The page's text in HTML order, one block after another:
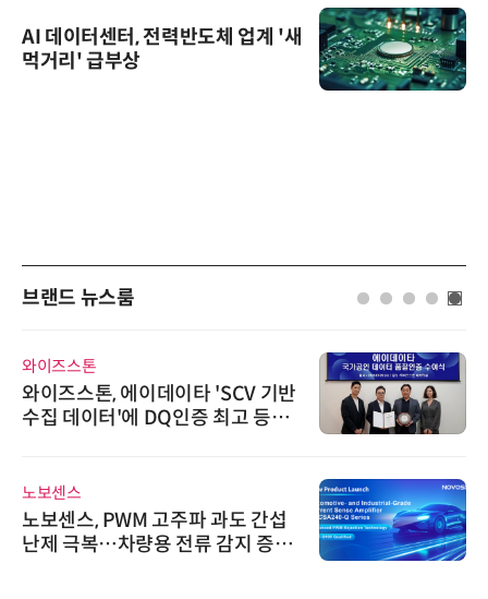
AI 데이터센터, 전력반도체 업계 '새
먹거리' 급부상
브랜드 뉴스룸
와이즈스톤
와이즈스톤, 에이데이타 'SCV 기반
수집 데이터'에 DQ인증 최고 등급
노보센스
노보센스, PWM 고주파 과도 간섭
난제 극복…차량용 전류 감지 증폭